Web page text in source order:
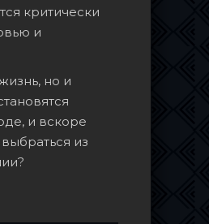
критически
и
но и
и вскоре
из